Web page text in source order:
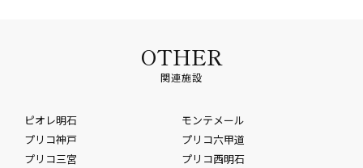
OTHER
関連施設
ピオレ明石
モンテメール
プリコ神戸
プリコ六甲道
プリコ三宮
プリコ西明石